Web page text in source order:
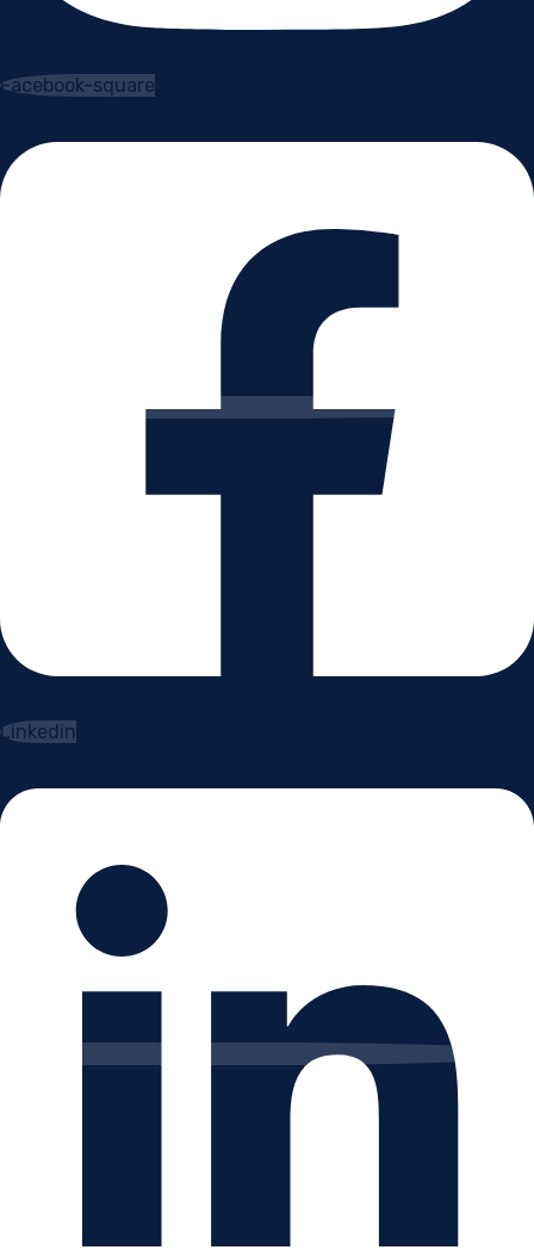
Facebook-square
Linkedin